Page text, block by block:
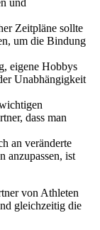
und
Zeitpläne sollte
um die Bindung
eigene Hobbys
Unabhängigkeit
dass man
an veränderte
anzupassen, ist
von Athleten
gleichzeitig die